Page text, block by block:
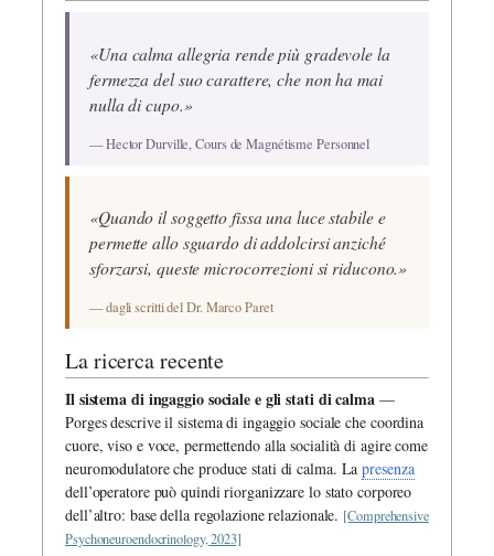
«Una calma allegria rende più gradevole la
fermezza del suo carattere, che non ha mai
nulla di cupo.»
— Hector Durville, Cours de Magnétisme Personnel
«Quando il soggetto fissa una luce stabile e
permette allo sguardo di addolcirsi anziché
sforzarsi, queste microcorrezioni si riducono.»
— dagli scritti del Dr. Marco Paret
La ricerca recente
Il sistema di ingaggio sociale e gli stati di calma —
Porges descrive il sistema di ingaggio sociale che coordina
cuore, viso e voce, permettendo alla socialità di agire come
neuromodulatore che produce stati di calma. Lapresenza
dell’operatore può quindi riorganizzare lo stato corporeo
dell’altro: base della regolazione relazionale. [Comprehensive
Psychoneuroendocrinology, 2023]